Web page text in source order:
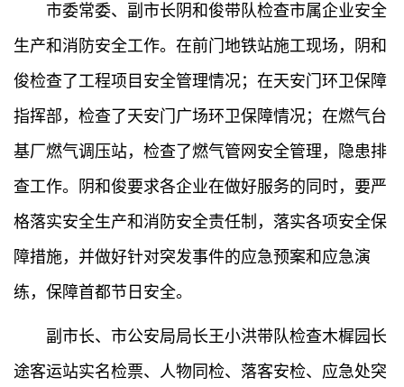
市委常委、副市长阴和俊带队检查市属企业安全
生产和消防安全工作。在前门地铁站施工现场，阴和
俊检查了工程项目安全管理情况；在天安门环卫保障
指挥部，检查了天安门广场环卫保障情况；在燃气台
基厂燃气调压站，检查了燃气管网安全管理，隐患排
查工作。阴和俊要求各企业在做好服务的同时，要严
格落实安全生产和消防安全责任制，落实各项安全保
障措施，并做好针对突发事件的应急预案和应急演
练，保障首都节日安全。
副市长、市公安局局长王小洪带队检查木樨园长
途客运站实名检票、人物同检、落客安检、应急处突